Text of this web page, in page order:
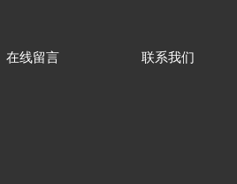
在线留言 联系我们